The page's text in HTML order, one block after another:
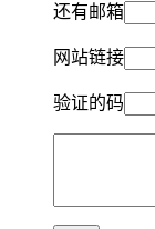
还有邮箱
网站链接
验证的码